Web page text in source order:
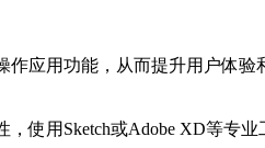
应用功能，从而提升用户体
使用Sketch或Adobe XD等专业